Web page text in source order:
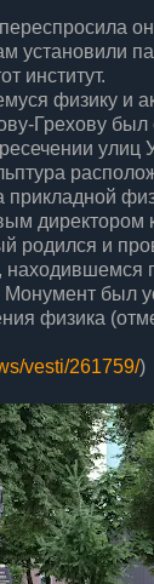
установили
институт.
физику и
Грехову
улиц
прикладной
директором
родился и
находившемся
Монумент был
физика
vesti/261759/)